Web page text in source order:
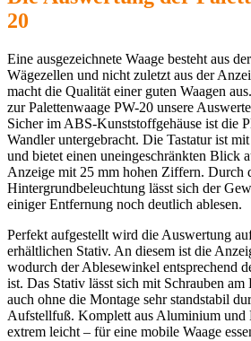
20
Eine ausgezeichnete Waage besteht aus
Wägezellen und nicht zuletzt aus der
macht die Qualität einer guten Waagen
zur Palettenwaage PW-20 unsere
Sicher im ABS-Kunststoffgehäuse ist die
Wandler untergebracht. Die Tastatur ist
und bietet einen uneingeschränkten Blick
Anzeige mit 25 mm hohen Ziffern. Durch
Hintergrundbeleuchtung lässt sich der
einiger Entfernung noch deutlich ablesen.
Perfekt aufgestellt wird die Auswertung
erhältlichen Stativ. An diesem ist die
wodurch der Ablesewinkel entsprechend
ist. Das Stativ lässt sich mit Schrauben am
auch ohne die Montage sehr standstabil
Aufstellfuß. Komplett aus Aluminium und
extrem leicht – für eine mobile Waage